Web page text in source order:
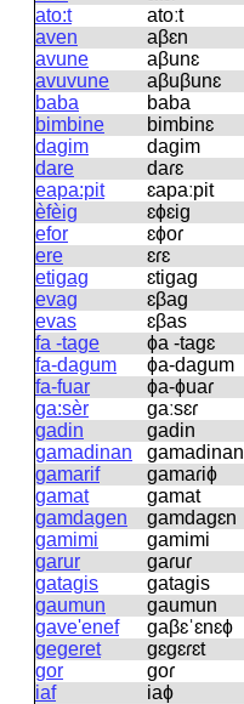
ato:t
atoːt
aven
aβɛn
avune
aβunɛ
avuvune
aβuβunɛ
baba
baba
bimbine
bimbinɛ
dagim
daɡim
dare
daɾɛ
eapa:pit
ɛapaːpit
èfèig
ɛɸɛiɡ
efor
ɛɸoɾ
ere
ɛɾɛ
etigag
ɛtiɡaɡ
evag
ɛβaɡ
evas
ɛβas
fa -tage
ɸa -taɡɛ
fa-dagum
ɸa-daɡum
fa-fuar
ɸa-ɸuaɾ
ga:sèr
ɡaːsɛɾ
gadin
ɡadin
gamadinan
ɡamadinan
gamarif
ɡamaɾiɸ
gamat
ɡamat
gamdagen
ɡamdaɡɛn
gamimi
ɡamimi
garur
ɡaɾuɾ
gatagis
ɡataɡis
gaumun
ɡaumun
gave'enef
ɡaβɛˈɛnɛɸ
gegeret
ɡɛɡɛɾɛt
gor
ɡoɾ
iaf
iaɸ